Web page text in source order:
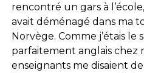
rencontré un gars à
avait déménagé dans ma
Norvège. Comme j’étais le
parfaitement anglais chez
enseignants me disaient